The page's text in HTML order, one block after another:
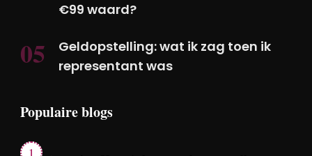
€99 waard?
Geldopstelling: wat ik zag toen ik
representant was
Populaire blogs